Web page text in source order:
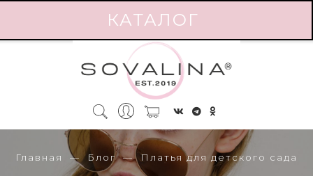
КАТАЛОГ
Главная Блог Платья для детского сада